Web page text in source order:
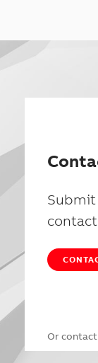
Or